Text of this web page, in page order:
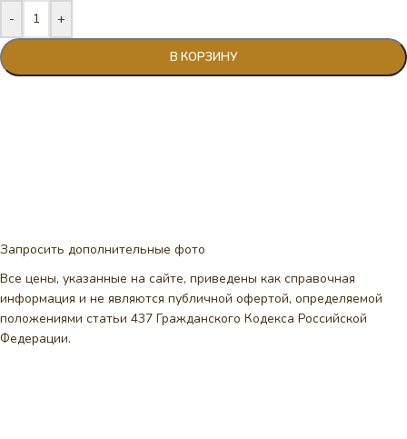
- +
В КОРЗИНУ
Запросить дополнительные фото
Все цены, указанные на сайте, приведены как справочная
информация и не являются публичной офертой, определяемой
положениями статьи 437 Гражданского Кодекса Российской
Федерации.